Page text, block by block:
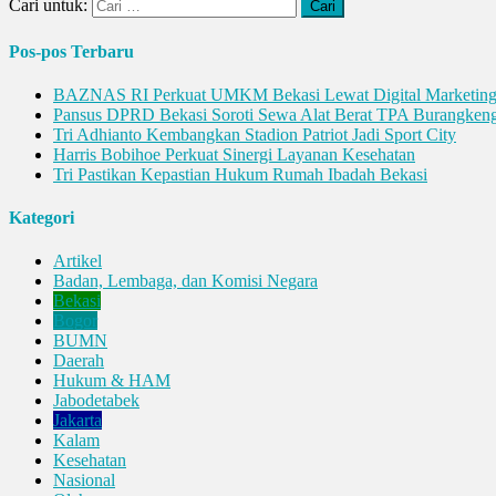
Cari untuk:
Pos-pos Terbaru
BAZNAS RI Perkuat UMKM Bekasi Lewat Digital Marketing
Pansus DPRD Bekasi Soroti Sewa Alat Berat TPA
Tri Adhianto Kembangkan Stadion Patriot Jadi Sport City
Harris Bobihoe Perkuat Sinergi Layanan Kesehatan
Tri Pastikan Kepastian Hukum Rumah Ibadah Bekasi
Kategori
Artikel
Badan, Lembaga, dan Komisi Negara
Bekasi
Bogor
BUMN
Daerah
Hukum & HAM
Jabodetabek
Jakarta
Kalam
Kesehatan
Nasional